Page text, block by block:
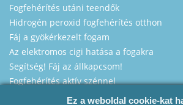
Fogfehérítés utáni teendők
Hidrogén peroxid fogfehérítés otthon
Fáj a gyökérkezelt fogam
Az elektromos cigi hatása a fogakra
Segítség! Fáj az állkapcsom!
Fogfehérítés aktív szénnel
Ez a weboldal cookie-kat